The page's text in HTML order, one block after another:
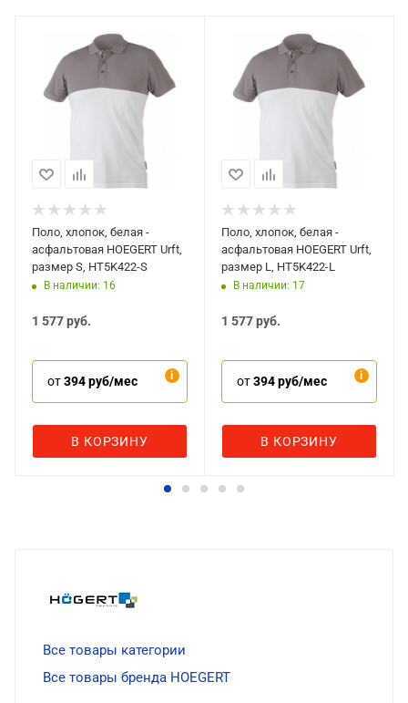
Поло, хлопок, белая -
асфальтовая HOEGERT Urft,
размер S, HT5K422-S
В наличии: 16
1 577руб.
от394 руб/мес
В КОРЗИНУ
Поло, хлопок, белая -
асфальтовая HOEGERT Urft,
размер L, HT5K422-L
В наличии: 17
1 577руб.
от394 руб/мес
В КОРЗИНУ
Все товары категории
Все товары бренда HOEGERT